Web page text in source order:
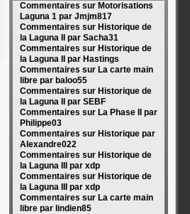
Commentaires sur Motorisations
Laguna 1 par Jmjm817
Commentaires sur Historique de
la Laguna II par Sacha31
Commentaires sur Historique de
la Laguna II par Hastings
Commentaires sur La carte main
libre par baloo55
Commentaires sur Historique de
la Laguna II par SEBF
Commentaires sur La Phase II par
Philippe03
Commentaires sur Historique par
Alexandre022
Commentaires sur Historique de
la Laguna III par xdp
Commentaires sur Historique de
la Laguna III par xdp
Commentaires sur La carte main
libre par lindien85